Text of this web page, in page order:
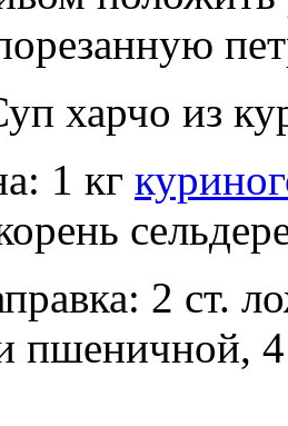
харчо из
1 кг
2 ст.
пшеничной, 4